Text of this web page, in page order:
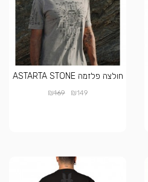
חולצה פלזמה ASTARTA STONE
₪149
₪169